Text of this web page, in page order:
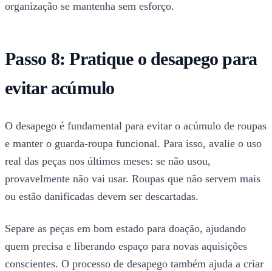
organização se mantenha sem esforço.
Passo 8: Pratique o desapego para
evitar acúmulo
O desapego é fundamental para evitar o acúmulo de roupas
e manter o guarda-roupa funcional. Para isso, avalie o uso
real das peças nos últimos meses: se não usou,
provavelmente não vai usar. Roupas que não servem mais
ou estão danificadas devem ser descartadas.
Separe as peças em bom estado para doação, ajudando
quem precisa e liberando espaço para novas aquisições
conscientes. O processo de desapego também ajuda a criar